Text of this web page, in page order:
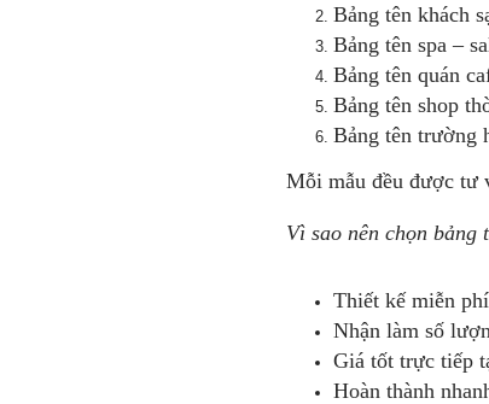
Bảng tên khách
Bảng tên spa –
Bảng tên quán
Bảng tên shop
Bảng tên trường
Mỗi mẫu đều được tư
Vì sao nên chọn bảng
Thiết kế miễn
Nhận làm số
Giá tốt trực tiếp
Hoàn thành